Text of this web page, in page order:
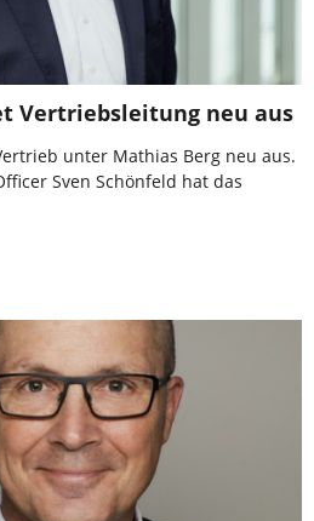
Vertriebsleitung neu aus
unter Mathias Berg neu aus.
Sven Schönfeld hat das